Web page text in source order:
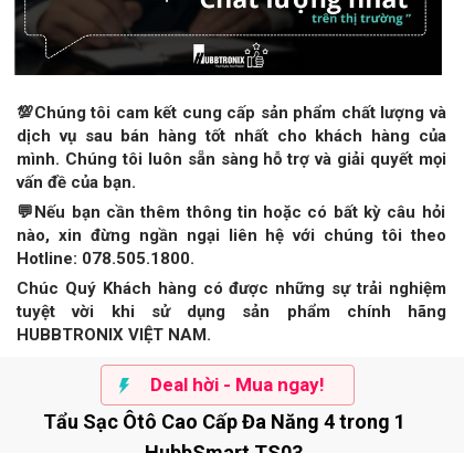
💯Chúng tôi cam kết cung cấp sản phẩm chất lượng và
dịch vụ sau bán hàng tốt nhất cho khách hàng của
mình. Chúng tôi luôn sẵn sàng hỗ trợ và giải quyết mọi
vấn đề của bạn.
💬Nếu bạn cần thêm thông tin hoặc có bất kỳ câu hỏi
nào, xin đừng ngần ngại liên hệ với chúng tôi theo
Hotline: 078.505.1800.
Chúc Quý Khách hàng có được những sự trải nghiệm
tuyệt vời khi sử dụng sản phẩm chính hãng
HUBBTRONIX VIỆT NAM.
Deal hời - Mua ngay!
Tẩu Sạc Ôtô Cao Cấp Đa Năng 4 trong 1